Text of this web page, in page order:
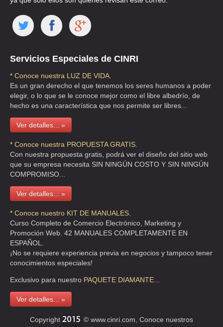
Servicios Especiales de CINRI
* Conoce nuestra LUZ DE VIDA.
Es un gran derecho el que tenemos los seres humanos a poder
elegir, o lo que se le conoce mejor como el libre albedrío, de
hecho es una característica que nos permite ser libres...
Ver detalles... »
* Conoce nuestra PROPUESTA GRATIS.
Con nuestra propuesta gratis, podrá ver el diseño del sitio web
que su empresa necesita SIN NINGÚN COSTO Y SIN NINGÚN
COMPROMISO...
Ver detalles... »
* Conoce nuestro KIT DE MANUALES.
Curso Completo de Comercio Electrónico, Marketing y
Promoción Web. 42 MANUALES COMPLETAMENTE EN
ESPAÑOL.
¡No se requiere experiencia previa en negocios y tampoco tener
conocimientos especiales!
Exclusivo para nuestro PAQUETE DIAMANTE...
Ver detalles... »
Copyright
© www.cinri.com, Conoce nuestros